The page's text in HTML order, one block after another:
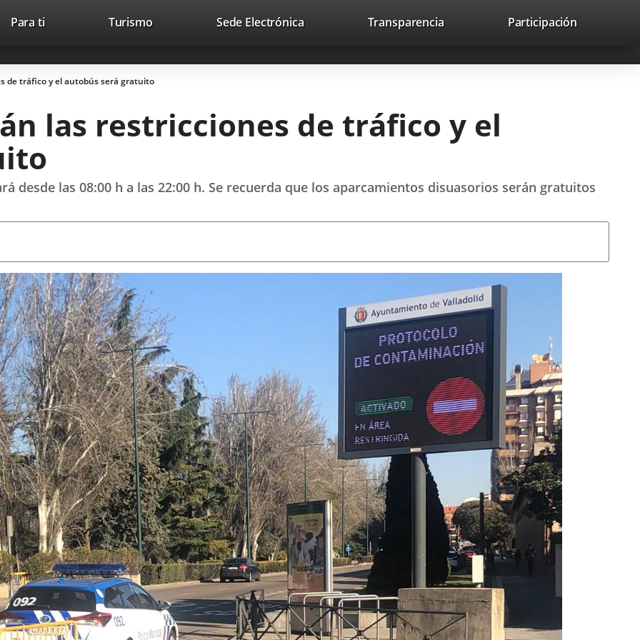
Trabaja con nosotros Contacto avaHeaderSocial
Link
external
Link
external
Link
external
Search
Para ti TurismoThis
open
in
pop-
up
Sede ElectrónicaLink
application.
Transparencia Participación
de tráfico y el autobús será gratuito
las restricciones de tráfico y el
desde las 08:00 h a las 22:00 h. Se recuerda que los aparcamientos disuasorios serán gratuitos